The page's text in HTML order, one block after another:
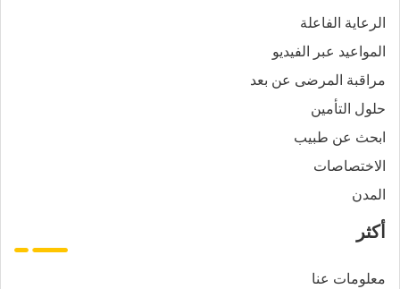
الرعاية الفاعلة
المواعيد عبر الفيديو
مراقبة المرضى عن بعد
حلول التأمين
ابحث عن طبيب
الاختصاصات
المدن
أكثر
معلومات عنا